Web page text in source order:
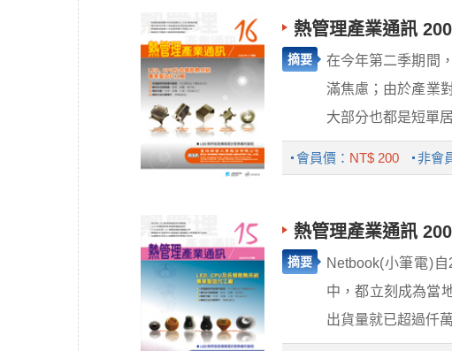
熱管理產業通訊
摘要
在今年第二季期間
滿焦慮；由於產業
大部分也都是短單
會員價： NT$ 200 非會
熱管理產業通訊
摘要
Netbook(小筆電)
中，都立刻成為當
出貨量就已超過仟